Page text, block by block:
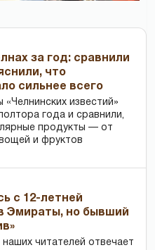
за год: сравнили
что
сильнее всего
известий»
года и сравнили,
продукты — от
и фруктов
с 12-летней
Эмираты, но бывший
читателей отвечает